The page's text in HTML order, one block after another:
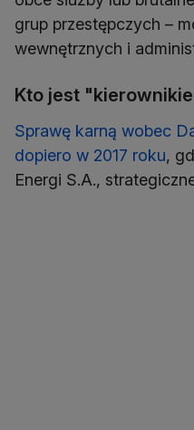
grup przestępczych –
wewnętrznych i
Kto jest
Sprawę karną wobec
dopiero w 2017 roku,
Energi S.A.,